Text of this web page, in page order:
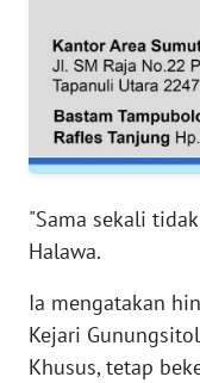
"Sama sekali
Halawa.
Ia mengatakan
Kejari
Khusus, tetap
WN
NTT
WN
WN
WN
PAPUA